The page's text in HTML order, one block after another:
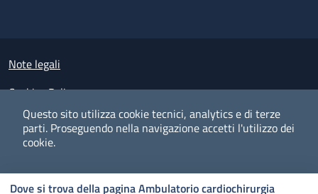
Questo sito utilizza cookie tecnici, analytics e di terze
parti. Proseguendo nella navigazione accetti l'utilizzo dei
cookie.
Dove si trova della pagina Ambulatorio cardiochirurgia
Small prints
Note legali
Cookies Policy
Policy privacy e protezione del dato personale
Albo pretorio on-line
Dichiarazione di accessibilità